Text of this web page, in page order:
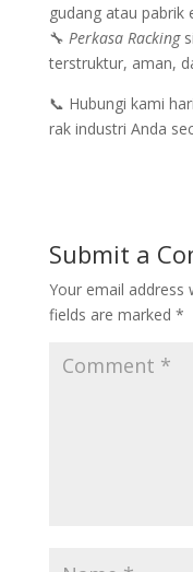
gudang atau pabrik
🔧 Perkasa Racking
terstruktur, aman,
📞 Hubungi kami
rak industri Anda
Submit a
Your email address
fields are marked *